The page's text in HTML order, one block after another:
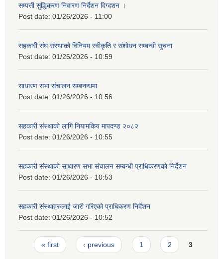
सम्पत्ती सुद्धिकरण निवारण निर्देशन दिग्दशन ।
Post date: 01/26/2026 - 11:00
सहकारी संघ संस्थाको विनियम स्वीकृति र संशोधन सम्बन्धी सुचना
Post date: 01/26/2026 - 10:59
साधारण सभा संचालन सम्बनन्धमा
Post date: 01/26/2026 - 10:56
सहकारी संस्थाको लागि नियामकिय मापदण्ड २०८२
Post date: 01/26/2026 - 10:55
सहकारी संस्थाको साधारण सभा संचालन सम्बन्धी प्राधिकरणको निर्देशन
Post date: 01/26/2026 - 10:53
सहकारी संस्थाहरुलाई जारी गरिएको प्राधिकरण निर्देशन
Post date: 01/26/2026 - 10:52
Pages
« first ‹ previous 1 2 3